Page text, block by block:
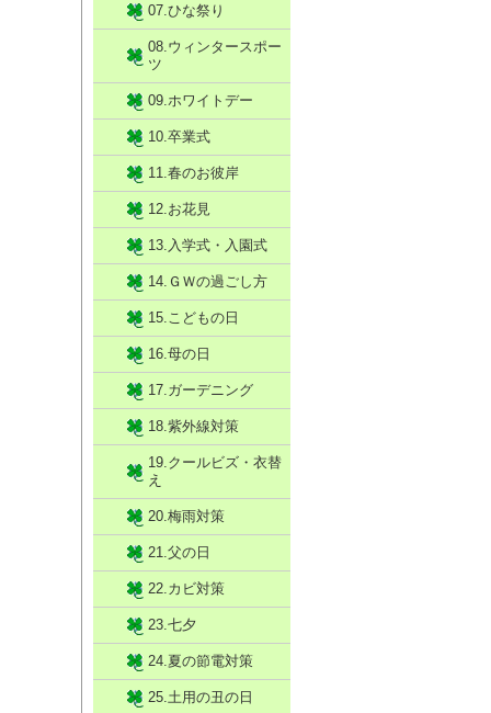
07.ひな祭り
08.ウィンタースポー
ツ
09.ホワイトデー
10.卒業式
11.春のお彼岸
12.お花見
13.入学式・入園式
14.ＧＷの過ごし方
15.こどもの日
16.母の日
17.ガーデニング
18.紫外線対策
19.クールビズ・衣替
え
20.梅雨対策
21.父の日
22.カビ対策
23.七夕
24.夏の節電対策
25.土用の丑の日